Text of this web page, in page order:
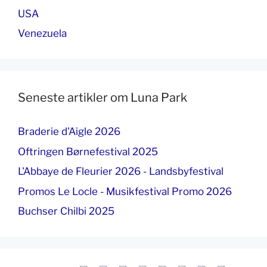
USA
Venezuela
Seneste artikler om Luna Park
Braderie d'Aigle 2026
Oftringen Børnefestival 2025
L'Abbaye de Fleurier 2026 - Landsbyfestival
Promos Le Locle - Musikfestival Promo 2026
Buchser Chilbi 2025